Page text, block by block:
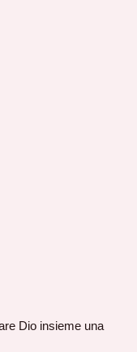
Dio insieme una